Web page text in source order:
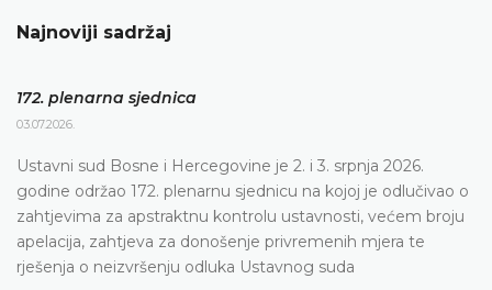
Najnoviji sadržaj
172. plenarna sjednica
03.07.2026.
Ustavni sud Bosne i Hercegovine je 2. i 3. srpnja 2026.
godine održao 172. plenarnu sjednicu na kojoj je odlučivao o
zahtjevima za apstraktnu kontrolu ustavnosti, većem broju
apelacija, zahtjeva za donošenje privremenih mjera te
rješenja o neizvršenju odluka Ustavnog suda